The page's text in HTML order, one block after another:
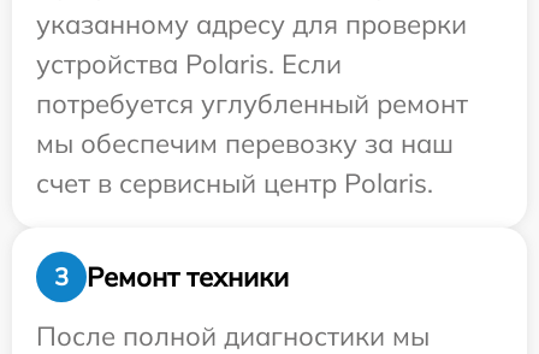
указанному адресу для проверки
устройства Polaris. Если
потребуется углубленный ремонт
мы обеспечим перевозку за наш
счет в сервисный центр Polaris.
3
Ремонт техники
После полной диагностики мы